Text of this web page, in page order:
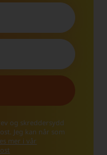
og skreddersydd
Jeg kan når som
mer i vår